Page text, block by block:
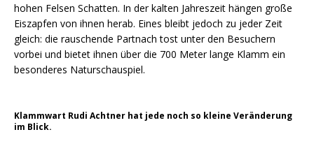
hohen Felsen Schatten. In der kalten Jahreszeit hängen große
Eiszapfen von ihnen herab. Eines bleibt jedoch zu jeder Zeit
gleich: die rauschende Partnach tost unter den Besuchern
vorbei und bietet ihnen über die 700 Meter lange Klamm ein
besonderes Naturschauspiel.
Klammwart Rudi Achtner hat jede noch so kleine Veränderung
im Blick.